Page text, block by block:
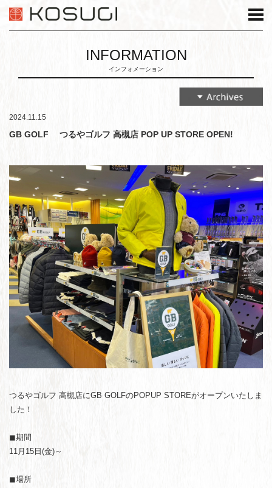
INFORMATION
インフォメーション
2024.11.15
GB GOLF つるやゴルフ 高槻店 POP UP STORE OPEN!
つるやゴルフ 高槻店にGB GOLFのPOPUP STOREがオープンいたしま
した！
◼︎期間
11月15日(金)～
◼︎場所